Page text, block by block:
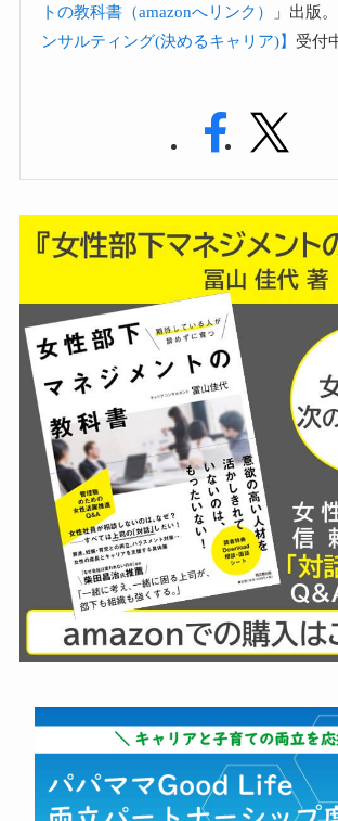
トの教科書（amazonへリンク）
」出版。
ンサルティング(決めるキャリア)】 受付